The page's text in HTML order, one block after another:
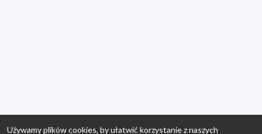
Używamy plików cookies, by ułatwić korzystanie z naszych